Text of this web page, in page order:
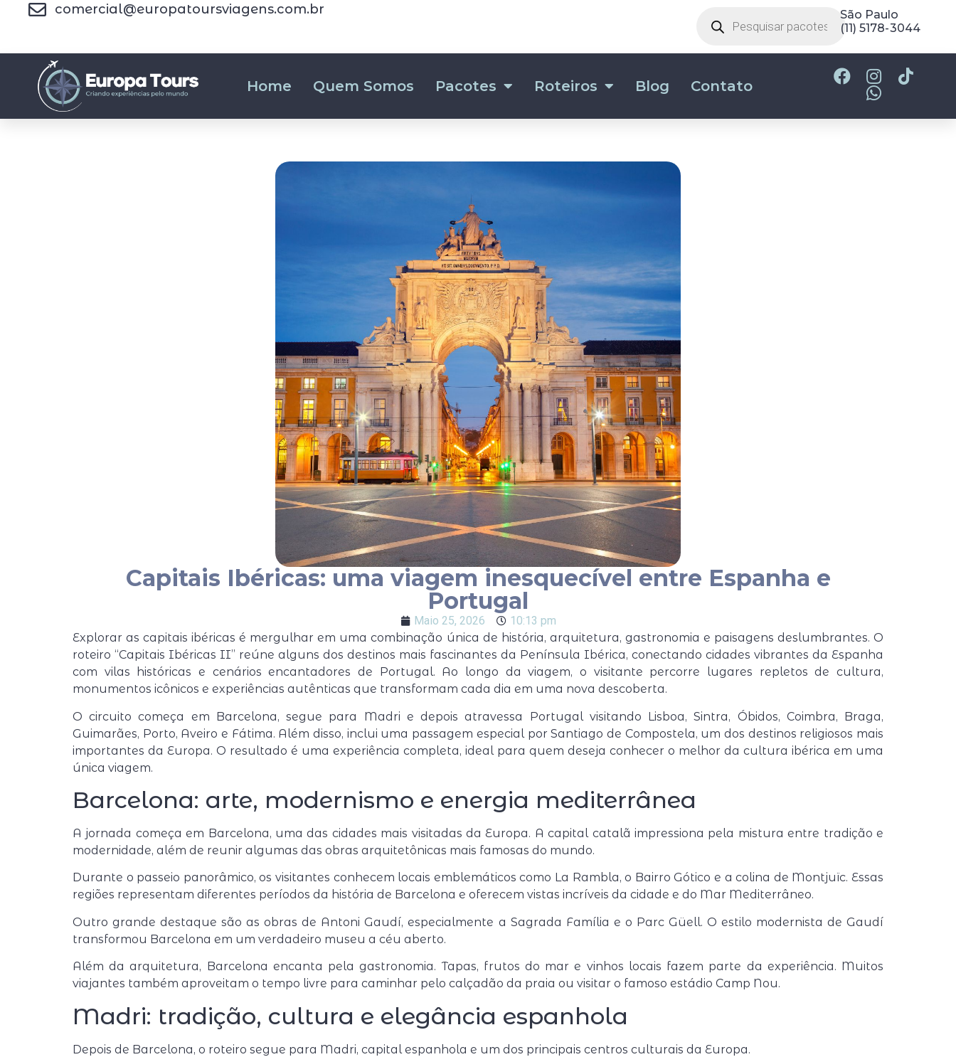
comercial@europatoursviagens.com.br Belo Horizonte
(31) 2180-2700
Home Quem Somos Pacotes Roteiros Blog Contato
Capitais Ibéricas: uma viagem inesquecível entre Espanha e
Portugal
Maio 25, 2026
10:13 pm
Explorar as capitais ibéricas é mergulhar em uma combinação única de história, arquitetura, gastronomia e paisagens deslumbrantes. O
roteiro “Capitais Ibéricas II” reúne alguns dos destinos mais fascinantes da Península Ibérica, conectando cidades vibrantes da Espanha
com vilas históricas e cenários encantadores de Portugal. Ao longo da viagem, o visitante percorre lugares repletos de cultura,
monumentos icônicos e experiências autênticas que transformam cada dia em uma nova descoberta.
O circuito começa em Barcelona, segue para Madri e depois atravessa Portugal visitando Lisboa, Sintra, Óbidos, Coimbra, Braga,
Guimarães, Porto, Aveiro e Fátima. Além disso, inclui uma passagem especial por Santiago de Compostela, um dos destinos religiosos mais
importantes da Europa. O resultado é uma experiência completa, ideal para quem deseja conhecer o melhor da cultura ibérica em uma
única viagem.
Barcelona: arte, modernismo e energia mediterrânea
A jornada começa em Barcelona, uma das cidades mais visitadas da Europa. A capital catalã impressiona pela mistura entre tradição e
modernidade, além de reunir algumas das obras arquitetônicas mais famosas do mundo.
Durante o passeio panorâmico, os visitantes conhecem locais emblemáticos como La Rambla, o Bairro Gótico e a colina de Montjuïc. Essas
regiões representam diferentes períodos da história de Barcelona e oferecem vistas incríveis da cidade e do Mar Mediterrâneo.
Outro grande destaque são as obras de Antoni Gaudí, especialmente a Sagrada Família e o Parc Güell. O estilo modernista de Gaudí
transformou Barcelona em um verdadeiro museu a céu aberto.
Além da arquitetura, Barcelona encanta pela gastronomia. Tapas, frutos do mar e vinhos locais fazem parte da experiência. Muitos
viajantes também aproveitam o tempo livre para caminhar pelo calçadão da praia ou visitar o famoso estádio Camp Nou.
Madri: tradição, cultura e elegância espanhola
Depois de Barcelona, o roteiro segue para Madri, capital espanhola e um dos principais centros culturais da Europa.